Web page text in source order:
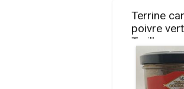
Terrine
poivre
Treilles